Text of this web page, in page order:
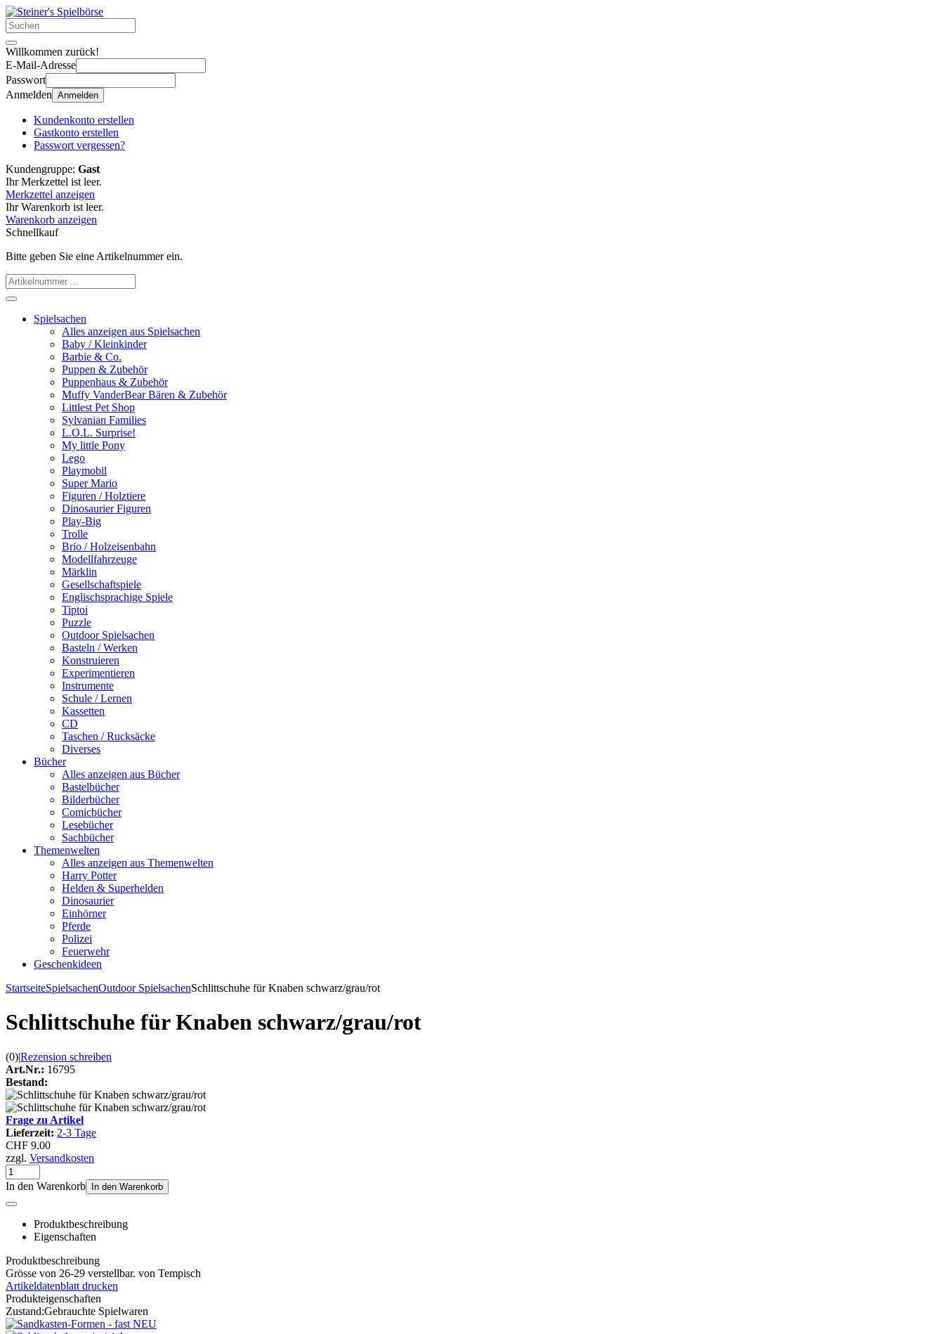
Willkommen zurück!
E-Mail-Adresse
Passwort
Anmelden Anmelden
Kundenkonto erstellen
Gastkonto erstellen
Passwort vergessen?
Kundengruppe: Gast
Ihr Merkzettel ist leer.
Merkzettel anzeigen
Ihr Warenkorb ist leer.
Warenkorb anzeigen
Schnellkauf
Bitte geben Sie eine Artikelnummer ein.
Spielsachen
Alles anzeigen aus Spielsachen
Baby / Kleinkinder
Barbie & Co.
Puppen & Zubehör
Puppenhaus & Zubehör
Muffy VanderBear Bären & Zubehör
Littlest Pet Shop
Sylvanian Families
L.O.L. Surprise!
My little Pony
Lego
Playmobil
Super Mario
Figuren / Holztiere
Dinosaurier Figuren
Play-Big
Trolle
Brio / Holzeisenbahn
Modellfahrzeuge
Märklin
Gesellschaftspiele
Englischsprachige Spiele
Tiptoi
Puzzle
Outdoor Spielsachen
Basteln / Werken
Konstruieren
Experimentieren
Instrumente
Schule / Lernen
Kassetten
CD
Taschen / Rucksäcke
Diverses
Bücher
Alles anzeigen aus Bücher
Bastelbücher
Bilderbücher
Comicbücher
Lesebücher
Sachbücher
Themenwelten
Alles anzeigen aus Themenwelten
Harry Potter
Helden & Superhelden
Dinosaurier
Einhörner
Pferde
Polizei
Feuerwehr
Geschenkideen
StartseiteSpielsachenOutdoor SpielsachenSchlittschuhe für Knaben schwarz/grau/rot
Schlittschuhe für Knaben schwarz/grau/rot
(0)|Rezension schreiben
Art.Nr.: 16795
Bestand:
Frage zu Artikel
Lieferzeit: 2-3 Tage
CHF 9.00
zzgl. Versandkosten
In den Warenkorb In den Warenkorb
Produktbeschreibung
Eigenschaften
Produktbeschreibung
Grösse von 26-29 verstellbar. von Tempisch
Artikeldatenblatt drucken
Produkteigenschaften
Zustand:Gebrauchte Spielwaren